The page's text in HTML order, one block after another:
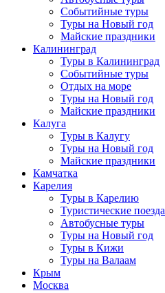
Событийные туры
Туры на Новый год
Майские праздники
Калининград
Туры в Калининград
Событийные туры
Отдых на море
Туры на Новый год
Майские праздники
Калуга
Туры в Калугу
Туры на Новый год
Майские праздники
Камчатка
Карелия
Туры в Карелию
Туристические поезда
Автобусные туры
Туры на Новый год
Туры в Кижи
Туры на Валаам
Крым
Москва